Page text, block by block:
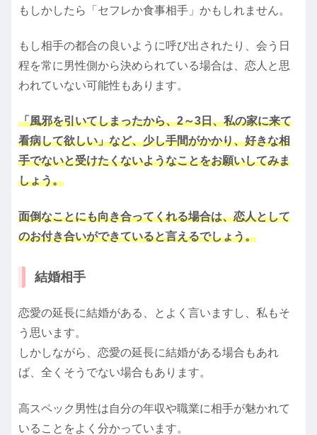
もしかしたら「セフレか食事相手」かもしれません。
もし相手の都合の良いように呼び出されたり、会う日
程を常に男性側から決められている場合は、恋人と思
われていない可能性もあります。
「風邪を引いてしまったから、2～3日、私の家に来て
看病して欲しい」など、少し手間がかかり、好きな相
手でないと受けたくないようなことをお願いしてみま
しょう。
面倒なことにも向き合ってくれる場合は、恋人として
のお付き合いができていると言えるでしょう。
結婚相手
恋愛の延長に結婚がある、とよく言いますし、私もそ
う思います。
しかしながら、恋愛の延長に結婚がある場合もあれ
ば、全くそうでない場合もあります。
高スペック男性は自分の年収や職業に相手が魅かれて
いることをよく分かっています。